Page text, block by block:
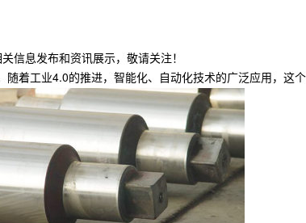
信息发布和资讯展示，敬请关注！
着工业4.0的推进，智能化、自动化技术的广泛应用，这